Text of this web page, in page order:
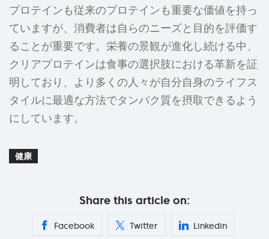
プロテインも従来のプロテインも重要な価値を持っ
ていますが、消費者は自らのニーズと目的を評価す
ることが重要です。栄養の景観が進化し続ける中、
クリアプロテインは食事の選択肢における革新を証
明しており、より多くの人々が自分自身のライフス
タイルに最適な方法でタンパク質を摂取できるよう
にしています。
健康
Share this article on:
Facebook Twitter Linkedin